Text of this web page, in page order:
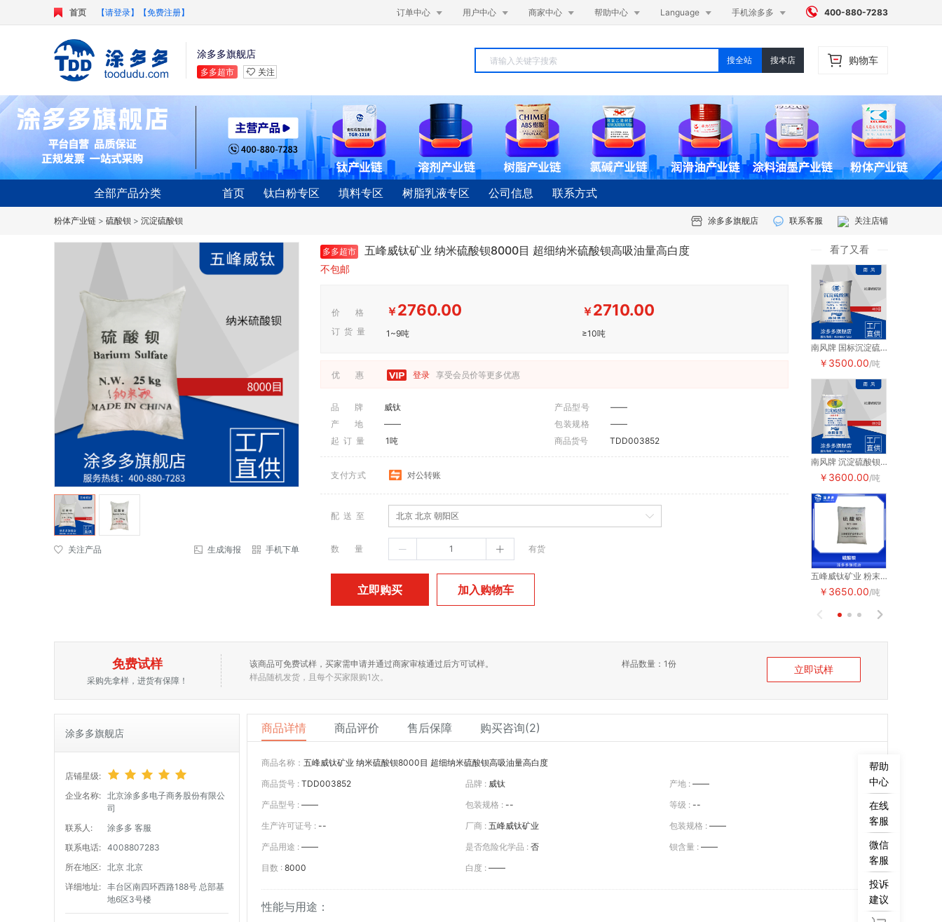
首页 【请登录】 【免费注册】 订单中心  用户中心  商家中心  帮助中心  Language  手机涂多多   400-880-7283
涂多多旗舰店
多多超市 关注
搜全站 搜本店 购物车
全部产品分类 首页 钛白粉专区 填料专区 树脂乳液专区 公司信息 联系方式
粉体产业链 > 硫酸钡 > 沉淀硫酸钡 涂多多旗舰店 联系客服 关注店铺
关注产品 生成海报 手机下单
多多超市 五峰威钛矿业 纳米硫酸钡8000目 超细纳米硫酸钡高吸油量高白度
不包邮
价 格
订 货 量
￥2760.00
1~9吨
￥2710.00
≥10吨
优 惠 登录 享受会员价等更多优惠
品 牌 威钛 产品型号
——
产 地
—— 包装规格
——
起 订 量
1吨 商品货号 TDD003852
支付方式 对公转账
配 送 至 北京 北京 朝阳区
数 量 有货
立即购买 加入购物车
看了又看
南风牌 国标沉淀硫酸钡400目优等品
￥3500.00/吨
南风牌 沉淀硫酸钡800目 粉末专用
￥3600.00/吨
五峰威钛矿业 粉末专用沉淀硫酸钡800目 涂料橡胶用硫酸钡 纯度高
￥3650.00/吨

免费试样
采购先拿样，进货有保障！
该商品可免费试样，买家需申请并通过商家审核通过后方可试样。
样品随机发货，且每个买家限购1次。
样品数量： 1份 立即试样
涂多多旗舰店
店铺星级:
企业名称: 北京涂多多电子商务股份有限公
司
联系人:
涂多多 客服
联系电话: 4008807283
所在地区: 北京 北京
详细地址: 丰台区南四环西路188号 总部基
地6区3号楼
商品详情 商品评价 售后保障 购买咨询(2)
商品名称： 五峰威钛矿业 纳米硫酸钡8000目 超细纳米硫酸钡高吸油量高白度
商品货号 : TDD003852 品牌 : 威钛 产地 : ——
产品型号 : —— 包装规格 : -- 等级 : --
生产许可证号 : -- 厂商 : 五峰威钛矿业 包装规格 : ——
产品用途 : —— 是否危险化学品 : 否 钡含量 : ——
目数 : 8000 白度 : ——
性能与用途：
帮助
中心
在线
客服
微信
客服
投诉
建议